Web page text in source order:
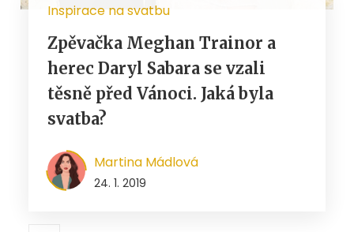
Inspirace na svatbu
Zpěvačka Meghan Trainor a
herec Daryl Sabara se vzali
těsně před Vánoci. Jaká byla
svatba?
Martina Mádlová
24. 1. 2019